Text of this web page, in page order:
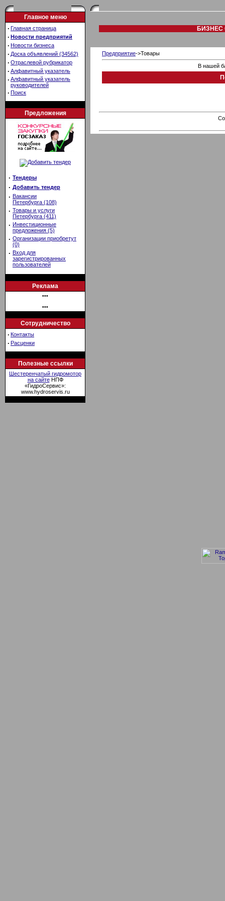
Главное меню
· Главная страница
· Новости предприятий
· Новости бизнеса
· Доска объявлений (34562)
· Отраслевой рубрикатор
· Алфавитный указатель
· Алфавитный указатель
руководителей
· Поиск
Предложения
· Тендеры
· Добавить тендер
· Вакансии
Петербурга (108)
· Товары и услуги
Петербурга (411)
· Инвестиционные
предложения (5)
· Организации приобретут
(0)
· Вход для
зарегистрированных
пользователей
Реклама
•••
•••
Сотрудничество
· Контакты
· Расценки
Полезные ссылки
Шестеренчатый гидромотор
на сайтеНПФ
«ГидроСервис»:
www.hydroservis.ru
БИЗНЕС
Предприятие->Товары
В нашей